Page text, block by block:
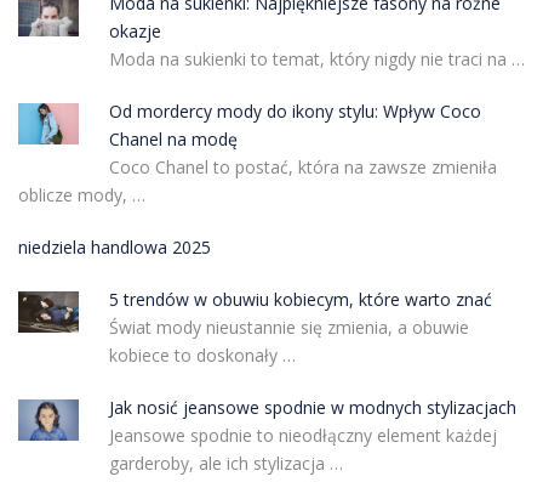
okazje
Moda na sukienki to temat, który nigdy nie traci na …
Od mordercy mody do ikony stylu: Wpływ Coco
Chanel na modę
Coco Chanel to postać, która na zawsze zmieniła
oblicze mody, …
niedziela handlowa 2025
5 trendów w obuwiu kobiecym, które warto znać
Świat mody nieustannie się zmienia, a obuwie
kobiece to doskonały …
Jak nosić jeansowe spodnie w modnych stylizacjach
Jeansowe spodnie to nieodłączny element każdej
garderoby, ale ich stylizacja …